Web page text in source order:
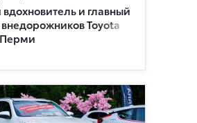
и главный
Toyota
Перми